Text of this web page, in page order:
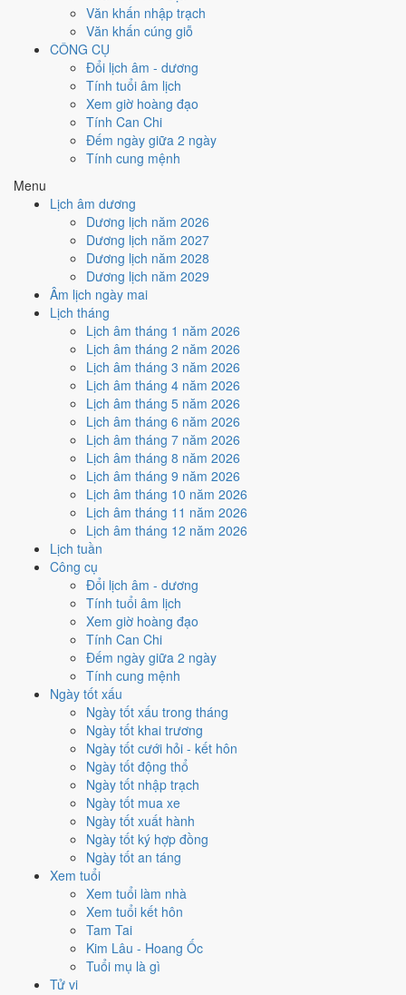
Văn khấn nhập trạch
Văn khấn cúng giỗ
CÔNG CỤ
Đổi lịch âm - dương
Tính tuổi âm lịch
Xem giờ hoàng đạo
Tính Can Chi
Đếm ngày giữa 2 ngày
Tính cung mệnh
Menu
Lịch âm dương
Dương lịch năm 2026
Dương lịch năm 2027
Dương lịch năm 2028
Dương lịch năm 2029
Âm lịch ngày mai
Lịch tháng
Lịch âm tháng 1 năm 2026
Lịch âm tháng 2 năm 2026
Lịch âm tháng 3 năm 2026
Lịch âm tháng 4 năm 2026
Lịch âm tháng 5 năm 2026
Lịch âm tháng 6 năm 2026
Lịch âm tháng 7 năm 2026
Lịch âm tháng 8 năm 2026
Lịch âm tháng 9 năm 2026
Lịch âm tháng 10 năm 2026
Lịch âm tháng 11 năm 2026
Lịch âm tháng 12 năm 2026
Lịch tuần
Công cụ
Đổi lịch âm - dương
Tính tuổi âm lịch
Xem giờ hoàng đạo
Tính Can Chi
Đếm ngày giữa 2 ngày
Tính cung mệnh
Ngày tốt xấu
Ngày tốt xấu trong tháng
Ngày tốt khai trương
Ngày tốt cưới hỏi - kết hôn
Ngày tốt động thổ
Ngày tốt nhập trạch
Ngày tốt mua xe
Ngày tốt xuất hành
Ngày tốt ký hợp đồng
Ngày tốt an táng
Xem tuổi
Xem tuổi làm nhà
Xem tuổi kết hôn
Tam Tai
Kim Lâu - Hoang Ốc
Tuổi mụ là gì
Tử vi
Cách tính ngày tốt
Khai trương - mở cửa hàng
8 /10Rất tốt
Khai trương - mở cửa hàng hôm nay ở
Trực Thành và Ngày Hoàng Đạo
giảm điểm.
Cách tính ngày tốt
Ký hợp đồng - giao ước
Rất tốt
Ký hợp đồng - giao ước hôm nay ở
Trực Thành và Ngày Hoàng Đạo
Cách tính ngày tốt
Động thổ - khởi công
/10
Rất tốt
Động thổ - khởi công hôm nay ở
Trực Thành và Ngày Hoàng Đạo
Cách tính ngày tốt
Nhập trạch - vào nhà mới
Rất tốt
Nhập trạch - vào nhà mới hôm nay ở
Trực Thành và Ngày Hoàng Đạo
giảm điểm.
Cách tính ngày tốt
Mua xe - tậu xe
Rất tốt
Mua xe - tậu xe hôm nay ởmức rất tốt (8/10)
Thành và Ngày Hoàng Đạo
Cách tính ngày tốt
Xuất hành - đi xa
Rất tốt
Xuất hành - đi xa hôm nay ở
Thành và Ngày Hoàng Đạo, nhưng Sao Quỷ kéo giảm điểm.
Cách tính ngày tốt
Tìm hiểu cách chấm:Trực Thành nghĩa là gì
phân biệt Hoàng Đạo - Hắc Đạo·Can Chi và Ngũ hành ngày
Điểm số tổng hợp từ Trực, Sao 28 Tú và Hoàng Đạo - Hắc Đạo.
sánh cả tháng
Nếu ngày 9/12/2022 không hợp
việc của bạn thì sao?
Ngay trong một ngày đẹp như 9/12 vẫn có việc bị chấm thấp. Hai việc
bị chấm thấp nhất hôm nay làcắt tóc (4/10) và chữa bệnh (tham
khảo) (4/10). Có2 cách hạ rủi ro
Không cần dời ngày vì 30 ngày quanh 9/12/2022 không có ngày nào
điểm cao hơn 8.0/10của hôm nay. Việc
nên có thể đẩy sớm ngay trong ngày.